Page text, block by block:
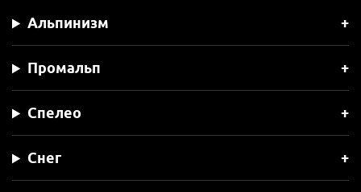
Альпинизм
Промальп
Спелео
Снег